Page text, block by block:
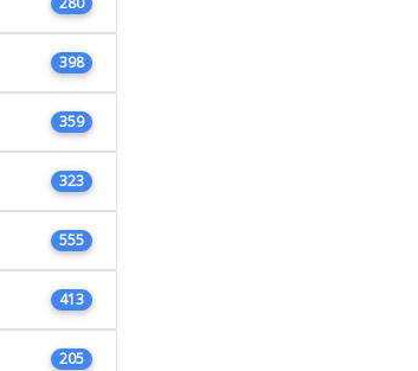
398
359
323
555
413
205